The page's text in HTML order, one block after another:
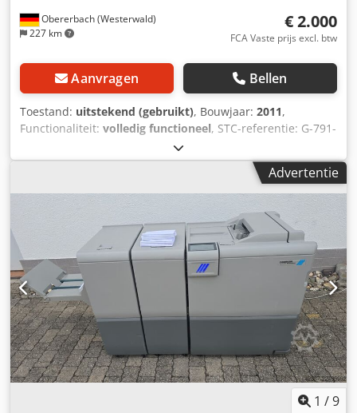
Obererbach (Westerwald)
227 km
€ 2.000
FCA Vaste prijs excl. btw
Aanvragen Bellen
Toestand: uitstekend (gebruikt), Bouwjaar: 2011,
Functionaliteit: volledig functioneel, STC-referentie: G-791-
0203 GraphicWizhard GW-8000, bouwjaar: 2011 Cedpfxjy
Tnm Eo Am Tjrf Uitrusting: - Ril- en perforatie-inrichting -
Vellenformaat max. 45 x 45 cm - Capaciteit max. 8000
vellen/uur - Papiergewicht: 45-300 g/m² - Automatische
zuigende velleninvoer - Langsperforatie, snijden en rillen
mogelijk - Programma-aansturing - Reserveonderdelen -
Reservegereedschap --> Beschikbaar per: direct, op
voorraad
Advertentie
1 /9